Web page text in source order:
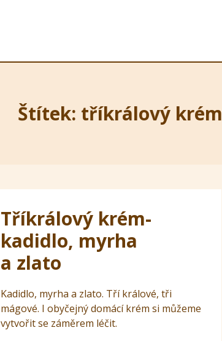
Štítek: tříkrálový krém
Tříkrálový krém-
kadidlo, myrha
a zlato
Kadidlo, myrha a zlato. Tří králové, tři
mágové. I obyčejný domácí krém si můžeme
vytvořit se záměrem léčit.